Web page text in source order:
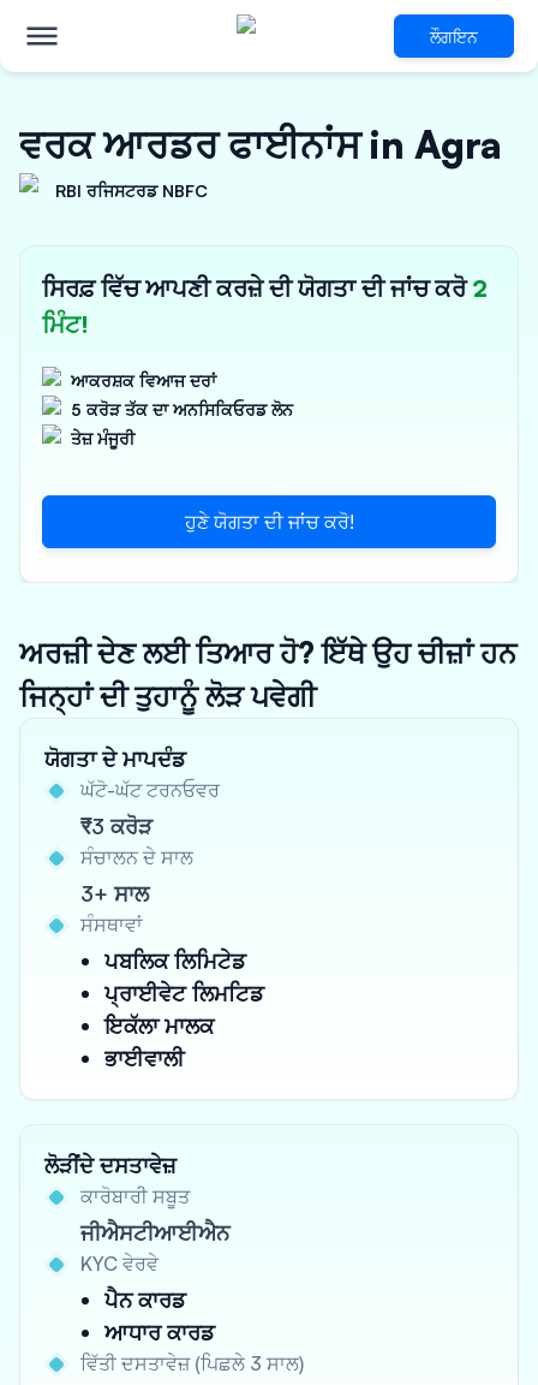
ਲੌਗਇਨ
ਵਰਕ ਆਰਡਰ ਫਾਈਨਾਂਸ in Agra
RBI ਰਜਿਸਟਰਡ NBFC
ਸਿਰਫ਼ ਵਿੱਚ ਆਪਣੀ ਕਰਜ਼ੇ ਦੀ ਯੋਗਤਾ ਦੀ ਜਾਂਚ ਕਰੋ2
ਮਿੰਟ!
ਆਕਰਸ਼ਕ ਵਿਆਜ ਦਰਾਂ
5 ਕਰੋੜ ਤੱਕ ਦਾ ਅਨਸਿਕਿਓਰਡ ਲੋਨ
ਤੇਜ਼ ਮੰਜੂਰੀ
ਹੁਣੇ ਯੋਗਤਾ ਦੀ ਜਾਂਚ ਕਰੋ!
ਅਰਜ਼ੀ ਦੇਣ ਲਈ ਤਿਆਰ ਹੋ? ਇੱਥੇ ਉਹ ਚੀਜ਼ਾਂ ਹਨ
ਜਿਨ੍ਹਾਂ ਦੀ ਤੁਹਾਨੂੰ ਲੋੜ ਪਵੇਗੀ
ਯੋਗਤਾ ਦੇ ਮਾਪਦੰਡ
ਘੱਟੋ-ਘੱਟ ਟਰਨਓਵਰ
₹3 ਕਰੋੜ
ਸੰਚਾਲਨ ਦੇ ਸਾਲ
3+ ਸਾਲ
ਸੰਸਥਾਵਾਂ
ਪਬਲਿਕ ਲਿਮਿਟੇਡ
ਪ੍ਰਾਈਵੇਟ ਲਿਮਟਿਡ
ਇਕੱਲਾ ਮਾਲਕ
ਭਾਈਵਾਲੀ
ਲੋੜੀਂਦੇ ਦਸਤਾਵੇਜ਼
ਕਾਰੋਬਾਰੀ ਸਬੂਤ
ਜੀਐਸਟੀਆਈਐਨ
KYC ਵੇਰਵੇ
ਪੈਨ ਕਾਰਡ
ਆਧਾਰ ਕਾਰਡ
ਵਿੱਤੀ ਦਸਤਾਵੇਜ਼ (ਪਿਛਲੇ 3 ਸਾਲ)